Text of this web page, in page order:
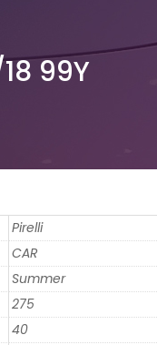
99Y
Pirelli
CAR
Summer
275
40